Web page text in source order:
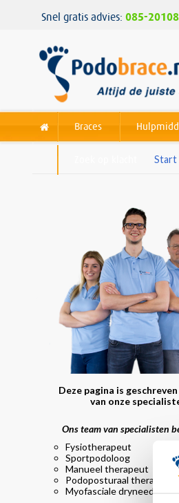
Snel gratis advies: 085-
Braces
Start
Deze pagina is
van onze
Ons team van specialisten
Fysiotherapeut
Sportpodoloog
Manueel therapeut
Podoposturaal therapeut
Myofasciale dryneedling